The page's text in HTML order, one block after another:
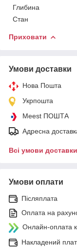
Глибина
Стан
Приховати
Умови доставки
Нова Пошта
Укрпошта
Meest ПОШТА
Адресна
Всі умови доставки
Умови оплати
Післяплата
Оплата на
Онлайн-оплата
Накладений